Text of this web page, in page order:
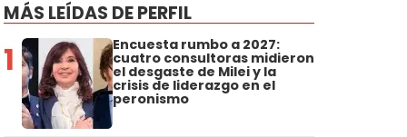
MÁS LEÍDAS DE PERFIL
1 Encuesta rumbo a 2027:
cuatro consultoras midieron
el desgaste de Milei y la
crisis de liderazgo en el
peronismo